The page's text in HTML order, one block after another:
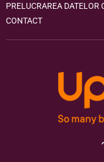
PRELUCRAREA DATELOR
CONTACT